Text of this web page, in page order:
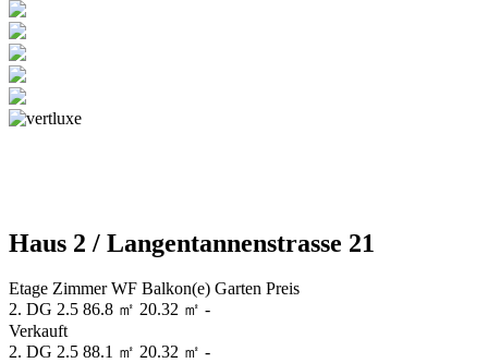
Haus 2 / Langentannenstrasse 21
Etage Zimmer WF Balkon(e) Garten Preis
2. DG 2.5 86.8 ㎡ 20.32 ㎡ -
Verkauft
2. DG 2.5 88.1 ㎡ 20.32 ㎡ -